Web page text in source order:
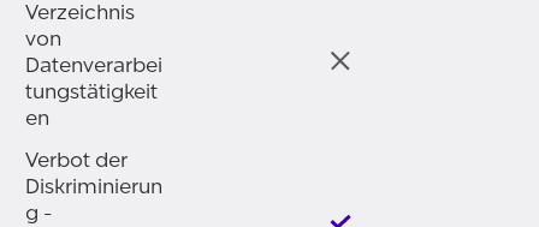
Verzeichnis
von
Datenverarbei
tungstätigkeit
en
Verbot der
Diskriminierun
g -